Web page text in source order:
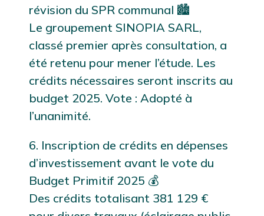
révision du SPR communal 🏙️
Le groupement SINOPIA SARL,
classé premier après consultation, a
été retenu pour mener l’étude. Les
crédits nécessaires seront inscrits au
budget 2025. Vote : Adopté à
l’unanimité.
6. Inscription de crédits en dépenses
d’investissement avant le vote du
Budget Primitif 2025 💰
Des crédits totalisant 381 129 €